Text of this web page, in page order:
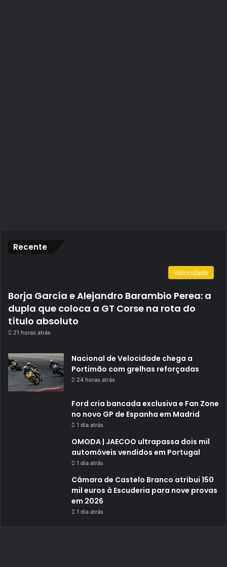
Recente
Velocidade
Borja García e Alejandro Barambio Perea: a
dupla que coloca a GT Corse na rota do
título absoluto
21 horas atrás
Nacional de Velocidade chega a
Portimão com grelhas reforçadas
24 horas atrás
Ford cria bancada exclusiva e Fan Zone
no novo GP de Espanha em Madrid
1 dia atrás
OMODA | JAECOO ultrapassa dois mil
automóveis vendidos em Portugal
1 dia atrás
Câmara de Castelo Branco atribui 150
mil euros à Escuderia para nove provas
em 2026
1 dia atrás